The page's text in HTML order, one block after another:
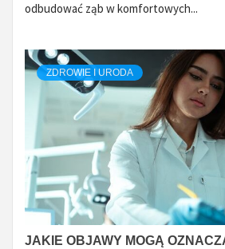
odbudować ząb w komfortowych...
ZDROWIE I URODA
JAKIE OBJAWY MOGĄ